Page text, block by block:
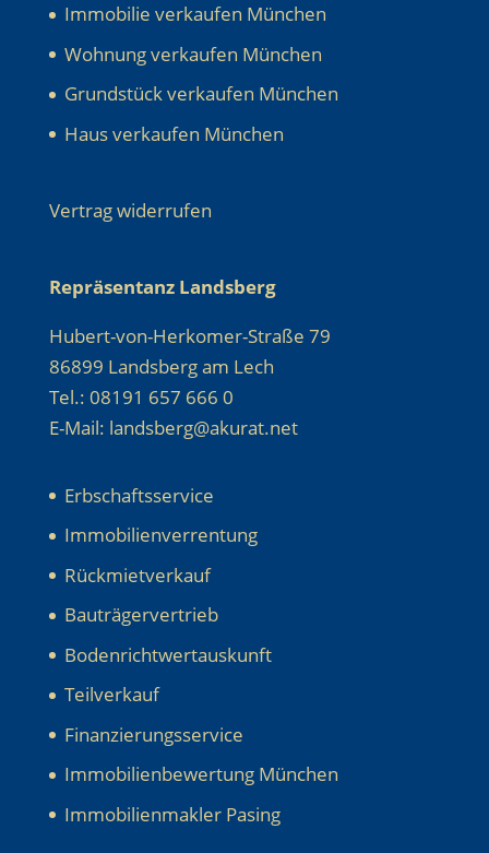
Immobilie verkaufen München
Wohnung verkaufen München
Grundstück verkaufen München
Haus verkaufen München
Vertrag widerrufen
Repräsentanz Landsberg
Hubert-von-Herkomer-Straße 79
86899 Landsberg am Lech
Tel.: 08191 657 666 0
E-Mail: landsberg@akurat.net
Erbschaftsservice
Immobilienverrentung
Rückmietverkauf
Bauträgervertrieb
Bodenrichtwertauskunft
Teilverkauf
Finanzierungsservice
Immobilienbewertung München
Immobilienmakler Pasing